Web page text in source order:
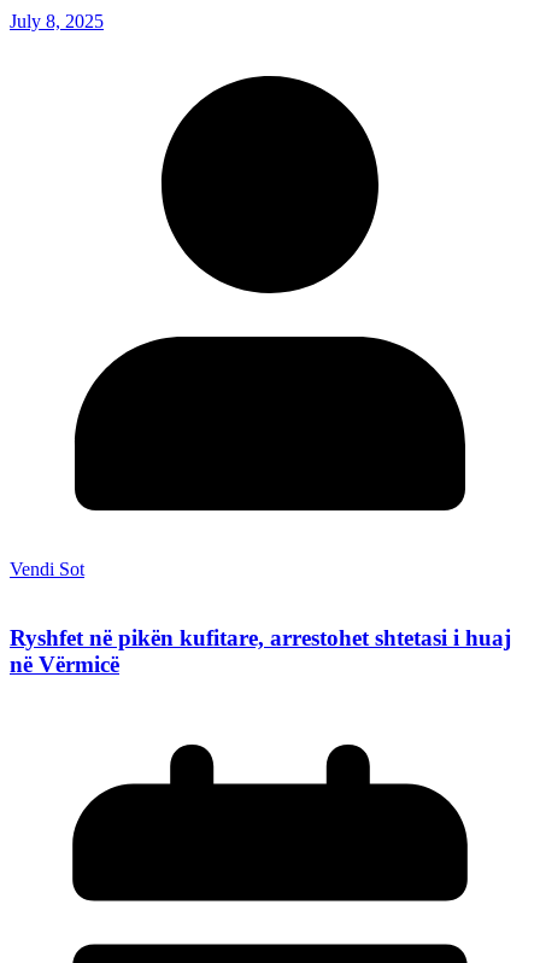
July 8, 2025
Vendi Sot
Ryshfet në pikën kufitare, arrestohet shtetasi i huaj
në Vërmicë